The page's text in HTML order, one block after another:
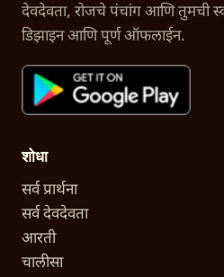
देवदेवता, रोजचे पंचांग आणि तुमची
डिझाइन आणि पूर्ण ऑफलाईन.
शोधा
सर्व प्रार्थना
सर्व देवदेवता
आरती
चालीसा